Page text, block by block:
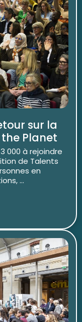
sur la
Planet
000 à rejoindre
de Talents
en
...